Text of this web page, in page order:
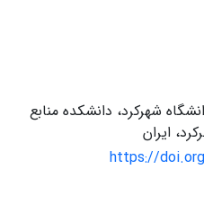
شهرکرد، دانشکده منابع
ایران
https://doi.org/